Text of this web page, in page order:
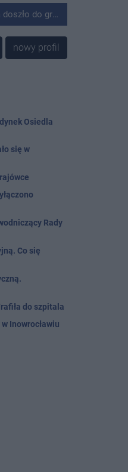
zdarzenia.
nowy profil
Osiedla
się w
Rady
Co się
do szpitala
Inowrocławiu